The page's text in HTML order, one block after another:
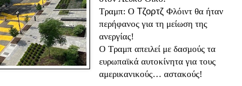
Τραμπ: Ο Τζορτζ Φλόιντ θα ήταν
περήφανος για τη μείωση της
ανεργίας!
Ο Τραμπ απειλεί με δασμούς τα
ευρωπαϊκά αυτοκίνητα για τους
αμερικανικούς… αστακούς!